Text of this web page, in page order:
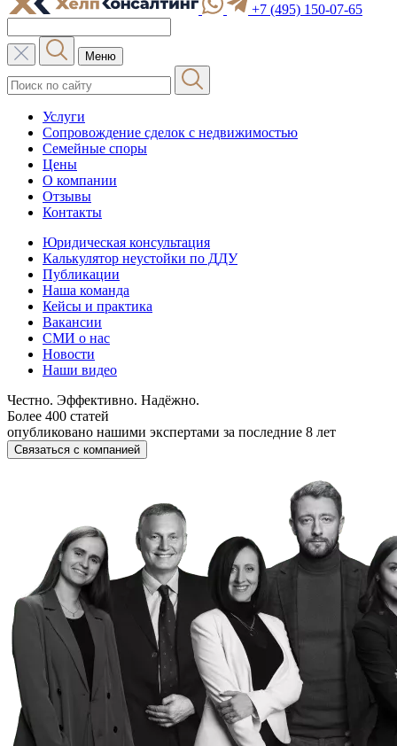
+7 (495) 150-07-65
Меню
Услуги
Сопровождение сделок с недвижимостью
Семейные споры
Цены
О компании
Отзывы
Контакты
Юридическая консультация
Калькулятор неустойки по ДДУ
Публикации
Наша команда
Кейсы и практика
Вакансии
СМИ о нас
Новости
Наши видео
Честно. Эффективно. Надёжно.
Более 400 статей
опубликовано нашими экспертами за последние 8 лет
Связаться с компанией